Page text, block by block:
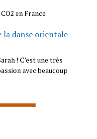
en France
la danse orientale
! C’est une très
avec beaucoup